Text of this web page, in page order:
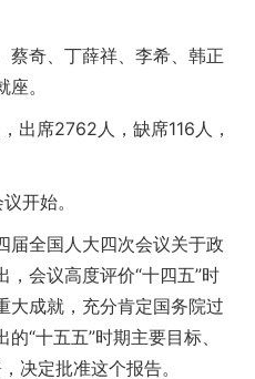
奇、丁薛祥、李希、韩正
。
席2762人，缺席116人，
开始。
全国人大四次会议关于政
，会议高度评价“十四五”时
大成就，充分肯定国务院过
“十五五”时期主要目标、
决定批准这个报告。